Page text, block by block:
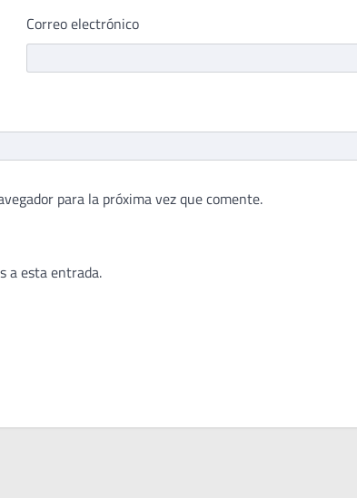
Correo electrónico
para la próxima vez que comente.
a esta entrada.